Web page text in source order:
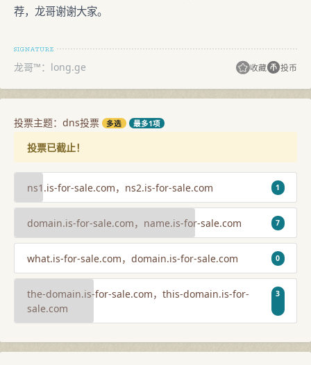
荐，龙哥谢谢大家。
龙哥™：long.ge 收藏 投币
投票主题：dns投票 多选 最多1项
投票已截止！
ns1.is-for-sale.com，ns2.is-for-sale.com 1
domain.is-for-sale.com，name.is-for-sale.com 7
what.is-for-sale.com，domain.is-for-sale.com 0
the-domain.is-for-sale.com，this-domain.is-for-
sale.com
3